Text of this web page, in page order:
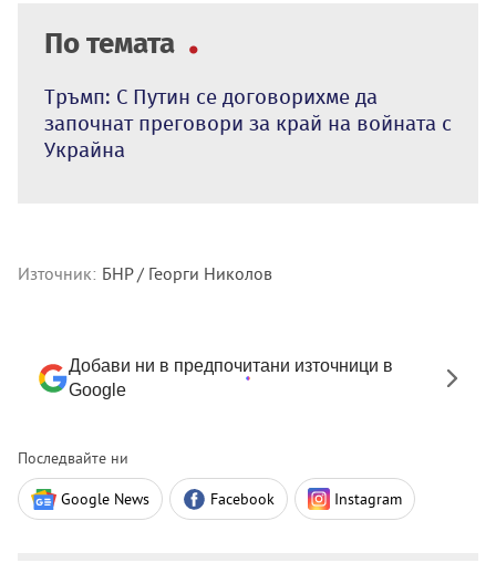
По темата
Тръмп: С Путин се договорихме да
започнат преговори за край на войната с
Украйна
Източник: БНР / Георги Николов
Добави ни в предпочитани източници в
Google
Последвайте ни
Google News Facebook Instagram